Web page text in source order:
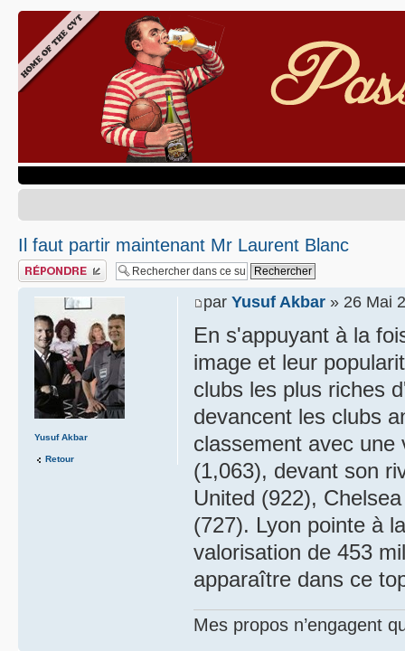
Il faut partir maintenant Mr Laurent Blanc
Publier une réponse
par Yusuf Akbar » 26 Mai
En s'appuyant à la
image et leur
clubs les plus riches
devancent les clubs
classement avec une
(1,063), devant son
United (922),
(727). Lyon pointe à
valorisation de 453
apparaître dans ce
Mes propos n’engagent
Yusuf Akbar
Retour